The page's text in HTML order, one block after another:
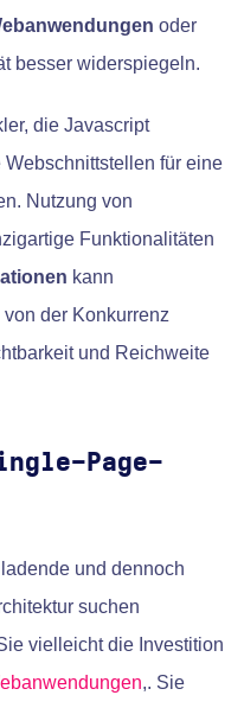
oder
besser widerspiegeln.
die Javascript
für eine
Nutzung von
Funktionalitäten
kann
der Konkurrenz
und Reichweite
Page-
und dennoch
suchen
vielleicht die Investition
,. Sie